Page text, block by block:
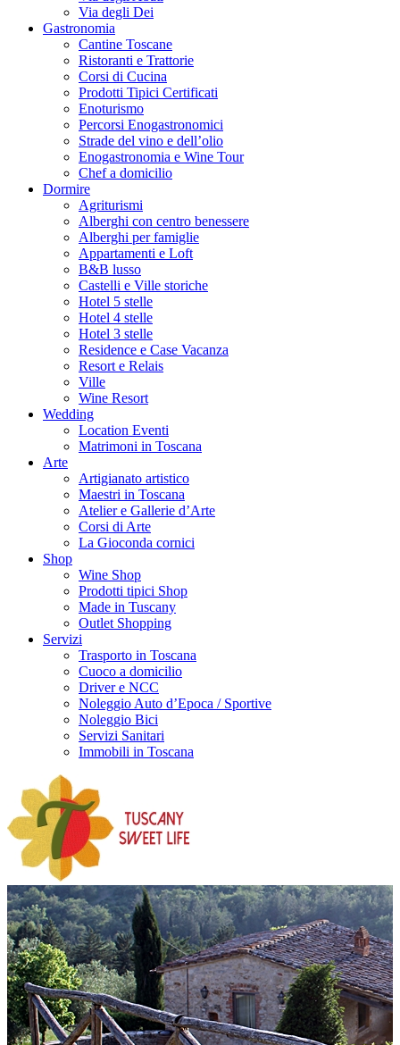
Via degli Dei
Gastronomia
Cantine Toscane
Ristoranti e Trattorie
Corsi di Cucina
Prodotti Tipici Certificati
Enoturismo
Percorsi Enogastronomici
Strade del vino e dell’olio
Enogastronomia e Wine Tour
Chef a domicilio
Dormire
Agriturismi
Alberghi con centro benessere
Alberghi per famiglie
Appartamenti e Loft
B&B lusso
Castelli e Ville storiche
Hotel 5 stelle
Hotel 4 stelle
Hotel 3 stelle
Residence e Case Vacanza
Resort e Relais
Ville
Wine Resort
Wedding
Location Eventi
Matrimoni in Toscana
Arte
Artigianato artistico
Maestri in Toscana
Atelier e Gallerie d’Arte
Corsi di Arte
La Gioconda cornici
Shop
Wine Shop
Prodotti tipici Shop
Made in Tuscany
Outlet Shopping
Servizi
Trasporto in Toscana
Cuoco a domicilio
Driver e NCC
Noleggio Auto d’Epoca / Sportive
Noleggio Bici
Servizi Sanitari
Immobili in Toscana